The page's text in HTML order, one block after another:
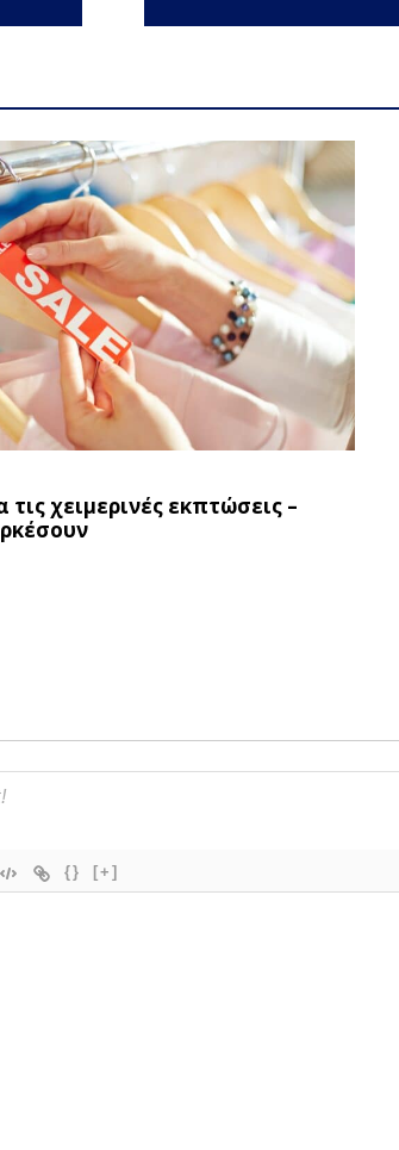
τις χειμερινές εκπτώσεις –
{} [+]